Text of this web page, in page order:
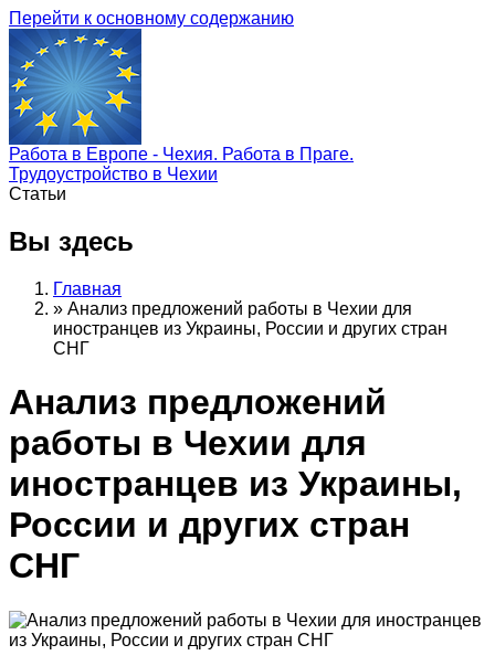
Перейти к основному содержанию
Работа в Европе - Чехия. Работа в Праге.
Трудоустройство в Чехии
Статьи
Вы здесь
Главная
» Анализ предложений работы в Чехии для
иностранцев из Украины, России и других стран
СНГ
Анализ предложений
работы в Чехии для
иностранцев из Украины,
России и других стран
СНГ